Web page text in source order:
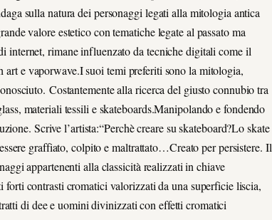
sulla natura dei personaggi legati alla mitologia antica
valore estetico con tematiche legate al passato ma
internet, rimane influenzato da tecniche digitali come il
e vaporwave.I suoi temi preferiti sono la mitologia,
Costantemente alla ricerca del giusto connubio tra
materiali tessili e skateboards.Manipolando e fondendo
Scrive l’artista:“Perchè creare su skateboard?Lo skate
graffiato, colpito e maltrattato…Creato per persistere. Il
appartenenti alla classicità realizzati in chiave
contrasti cromatici valorizzati da una superficie liscia,
di dee e uomini divinizzati con effetti cromatici